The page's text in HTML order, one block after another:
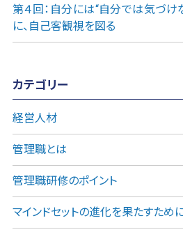
第４回：自分には“自分では気づけ
に、自己客観視を図る
カテゴリー
経営人材
管理職とは
管理職研修のポイント
マインドセットの進化を果たすため